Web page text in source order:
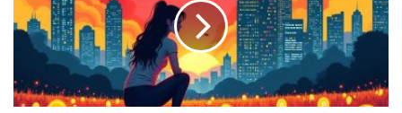
515
局：
農
場